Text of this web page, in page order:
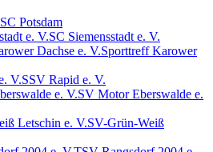
SC Potsdam
SC Siemensstadt e. V.
Sporttreff Karower
SSV Rapid e. V.
SV Motor Eberswalde e.
SV-Grün-Weiß